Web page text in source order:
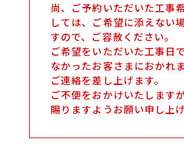
尚、ご予約いただいた工事
しては、ご希望に添えない
すので、ご容赦ください。
ご希望をいただいた工事日
なかったお客さまにおかれ
ご連絡を差し上げます。
ご不便をおかけいたします
賜りますようお願い申し上げ